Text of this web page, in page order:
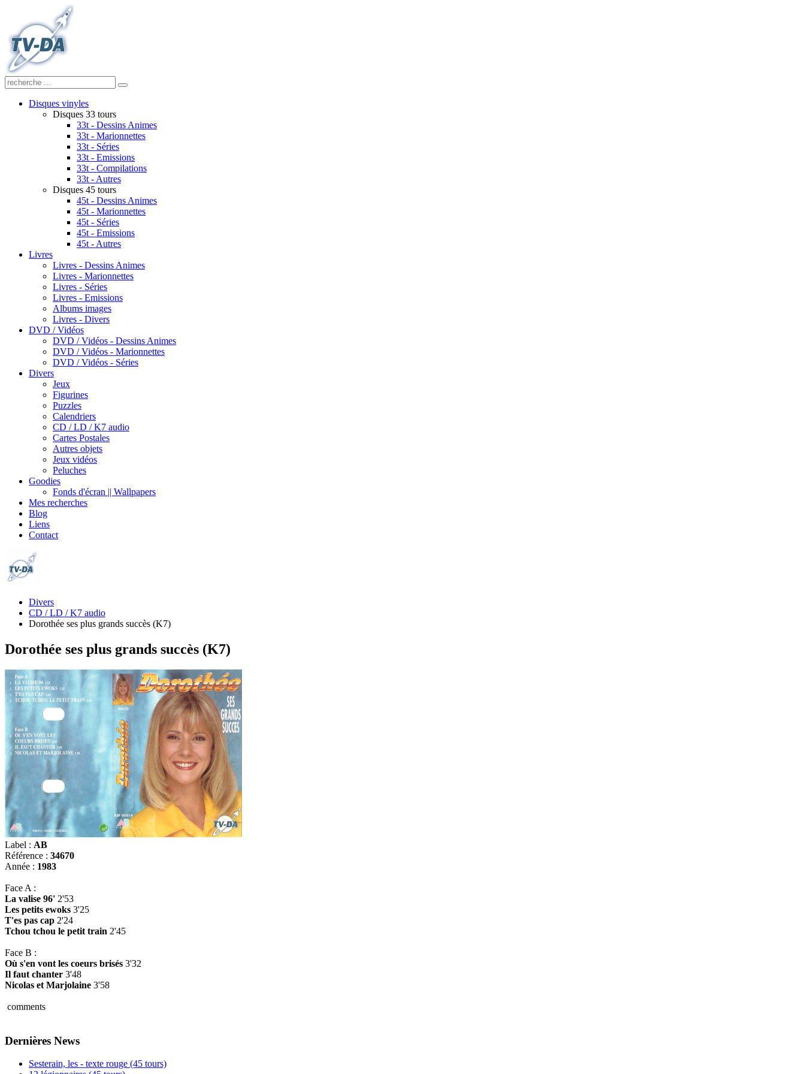
Disques vinyles
Disques 33 tours
33t - Dessins Animes
33t - Marionnettes
33t - Séries
33t - Emissions
33t - Compilations
33t - Autres
Disques 45 tours
45t - Dessins Animes
45t - Marionnettes
45t - Séries
45t - Emissions
45t - Autres
Livres
Livres - Dessins Animes
Livres - Marionnettes
Livres - Séries
Livres - Emissions
Albums images
Livres - Divers
DVD / Vidéos
DVD / Vidéos - Dessins Animes
DVD / Vidéos - Marionnettes
DVD / Vidéos - Séries
Divers
Jeux
Figurines
Puzzles
Calendriers
CD / LD / K7 audio
Cartes Postales
Autres objets
Jeux vidéos
Peluches
Goodies
Fonds d'écran || Wallpapers
Mes recherches
Blog
Liens
Contact
Divers
CD / LD / K7 audio
Dorothée ses plus grands succès (K7)
Dorothée ses plus grands succès (K7)
Label : AB
Référence : 34670
Année : 1983
Face A :
La valise 96' 2'53
Les petits ewoks 3'25
T'es pas cap 2'24
Tchou tchou le petit train 2'45
Face B :
Où s'en vont les coeurs brisés 3'32
Il faut chanter 3'48
Nicolas et Marjolaine 3'58
comments
Dernières News
Sesterain, les - texte rouge (45 tours)